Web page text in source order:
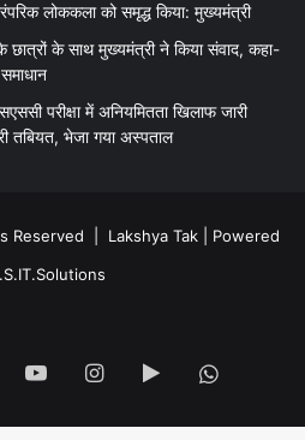
लोककला को समृद्ध किया: मुख्यमंत्री
छात्रों के साथ मुख्यमंत्री ने किया संवाद, कहा-
परीक्षा में अनियमितता खिलाफ जारी
तबियत, भेजा गया अस्पताल
Reserved | Lakshya Tak| Powered
YouTubeInstagram
Google
Play